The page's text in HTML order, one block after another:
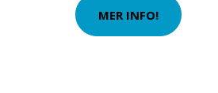
MER INFO!